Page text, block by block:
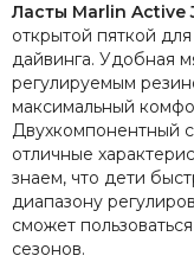
Ласты Marlin Active
открытой пяткой
дайвинга. Удобная
регулируемым
максимальный
Двухкомпонентный
отличные
знаем, что дети
диапазону
сможет
сезонов.